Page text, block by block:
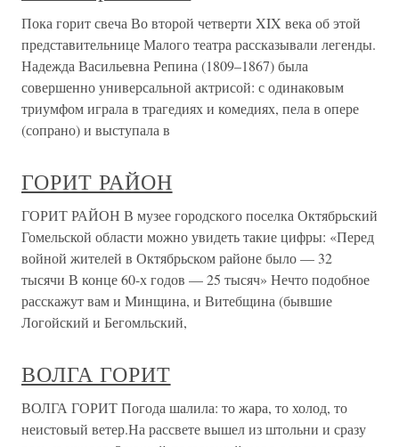
Пока горит свеча Во второй четверти XIX века об этой
представительнице Малого театра рассказывали легенды.
Надежда Васильевна Репина (1809–1867) была
совершенно универсальной актрисой: с одинаковым
триумфом играла в трагедиях и комедиях, пела в опере
(сопрано) и выступала в
ГОРИТ РАЙОН
ГОРИТ РАЙОН В музее городского поселка Октябрьский
Гомельской области можно увидеть такие цифры: «Перед
войной жителей в Октябрьском районе было — 32
тысячи В конце 60-х годов — 25 тысяч» Нечто подобное
расскажут вам и Минщина, и Витебщина (бывшие
Логойский и Бегомльский,
ВОЛГА ГОРИТ
ВОЛГА ГОРИТ Погода шалила: то жара, то холод, то
неистовый ветер.На рассвете вышел из штольни и сразу